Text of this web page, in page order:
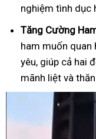
nghiệm tình dục
Tăng Cường
ham muốn
yêu, giúp cả hai
mãnh liệt và